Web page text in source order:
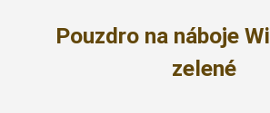
Pouzdro na náboje
zelené